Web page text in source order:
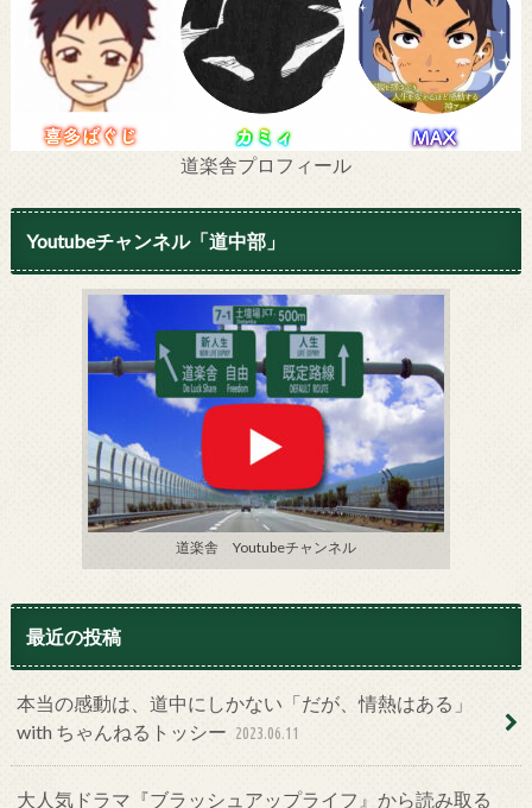
道楽舎プロフィール
Youtubeチャンネル「道中部」
道楽舎 Youtubeチャンネル
最近の投稿
本当の感動は、道中にしかない「だが、情熱はある」
with ちゃんねるトッシー 2023.06.11
大人気ドラマ『ブラッシュアップライフ』から読み取る